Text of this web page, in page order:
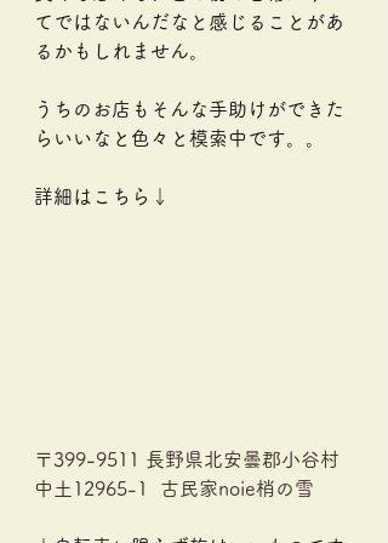
てではないんだなと感じることがあ
るかもしれません。
うちのお店もそんな手助けができた
らいいなと色々と模索中です。。
詳細はこちら↓
〒399-9511 長野県北安曇郡小谷村
中土12965-1  古民家noie梢の雪